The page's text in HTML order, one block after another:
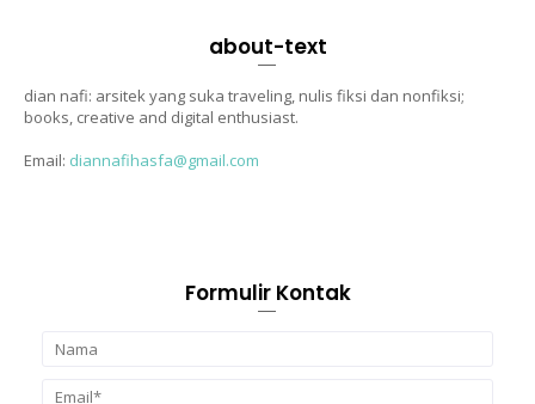
about-text
dian nafi: arsitek yang suka traveling, nulis fiksi dan nonfiksi;
books, creative and digital enthusiast.
Email: diannafihasfa@gmail.com
Formulir Kontak